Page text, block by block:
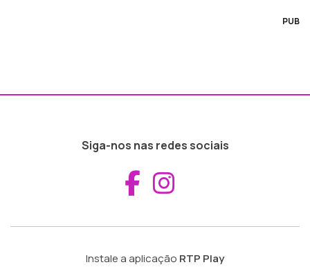
PUB
Siga-nos nas redes sociais
Aceder ao
Instale a aplicação RTP Play